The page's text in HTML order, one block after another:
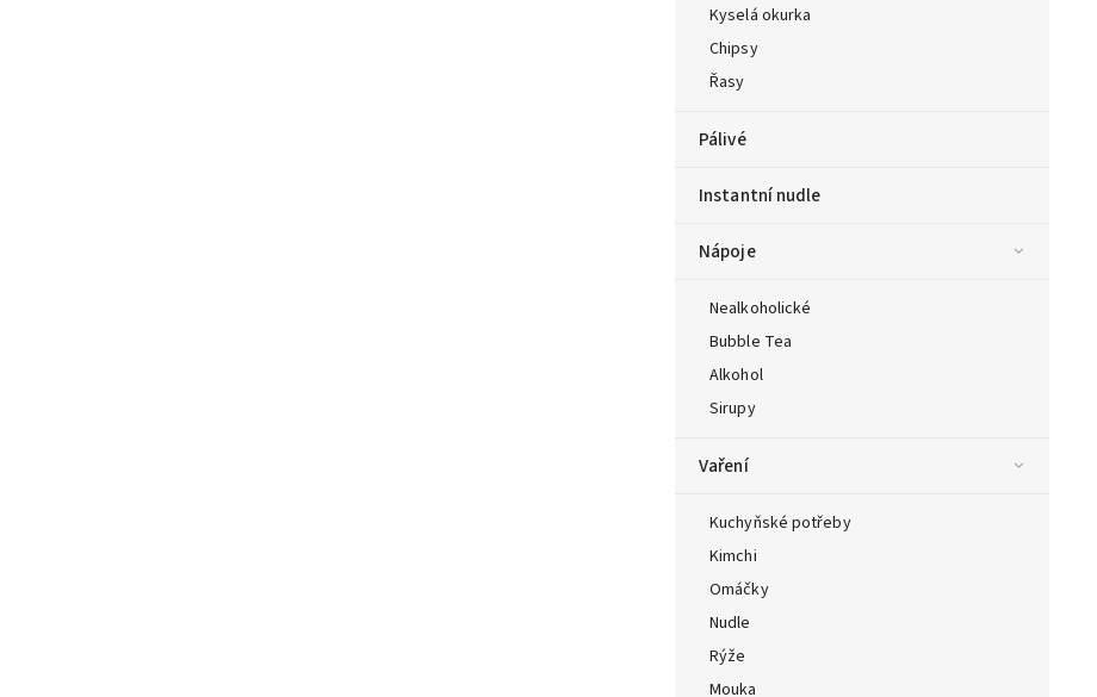
Kyselá okurka
Chipsy
Řasy
Pálivé
Instantní nudle
Nápoje
Nealkoholické
Bubble Tea
Alkohol
Sirupy
Vaření
Kuchyňské potřeby
Kimchi
Omáčky
Nudle
Rýže
Mouka